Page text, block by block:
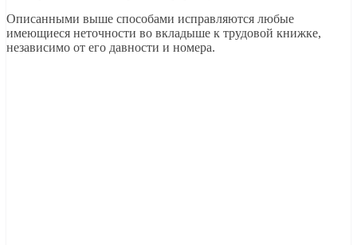
Описанными выше способами исправляются любые
имеющиеся неточности во вкладыше к трудовой книжке,
независимо от его давности и номера.